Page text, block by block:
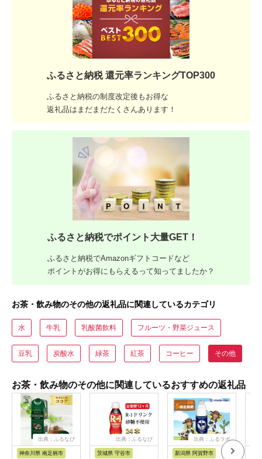
ふるさと納税 還元率ランキングTOP300
ふるさと納税の制度改定後もお得な
返礼品はまだまだたくさんあります！
ふるさと納税でポイント大量GET！
ふるさと納税でAmazonギフトコードなど
ポイントがお得にもらえるって知ってましたか？
お茶・飲み物のその他の返礼品に関連しているカテゴリ
水 牛乳 乳酸菌飲料 フルーツ・野菜ジュース
豆乳 炭酸水 緑茶 紅茶 コーヒー その他
お茶・飲み物のその他に関連しているおすすめの返礼品
出典：ふるなび
神奈川県 南足柄市
出典：ふるなび
茨城県 守谷市
出典：ふるラボ
新潟県 阿賀野市